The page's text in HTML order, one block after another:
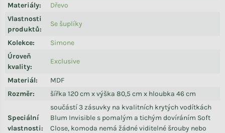
Materiály:
Dřevo
Vlastnosti
produktů:
Se šuplíky
Kolekce:
Simone
Úroveň
kvality:
Exclusive
Materiál:
MDF
Rozměr: šířka 120 cm x výška 80,5 cm x hloubka 46 cm
Speciální
vlastnosti:
součástí 3 zásuvky na kvalitních krytých vodítkách
Blum Invisible s pomalým a tichým dovíráním Soft
Close, komoda nemá žádné viditelné šrouby nebo